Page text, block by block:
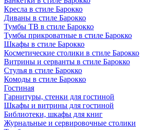
Кресла в стиле Барокко
Диваны в стиле Барокко
Тумбы ТВ в стиле Барокко
Тумбы прикроватные в стиле Барокко
Шкафы в стиле Барокко
Косметические столики в стиле Барокко
Витрины и серванты в стиле Барокко
Стулья в стиле Барокко
Комоды в стиле Барокко
Гостиная
Гарнитуры, стенки для гостиной
Шкафы и витрины для гостиной
Библиотеки, шкафы для книг
Журнальные и сервировочные столики